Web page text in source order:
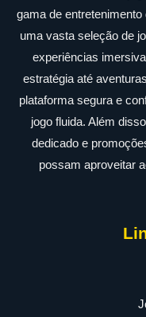
gama de
uma vasta seleção de
experiências
estratégia até
plataforma segura e
jogo fluida. Além
dedicado e
possam aproveitar